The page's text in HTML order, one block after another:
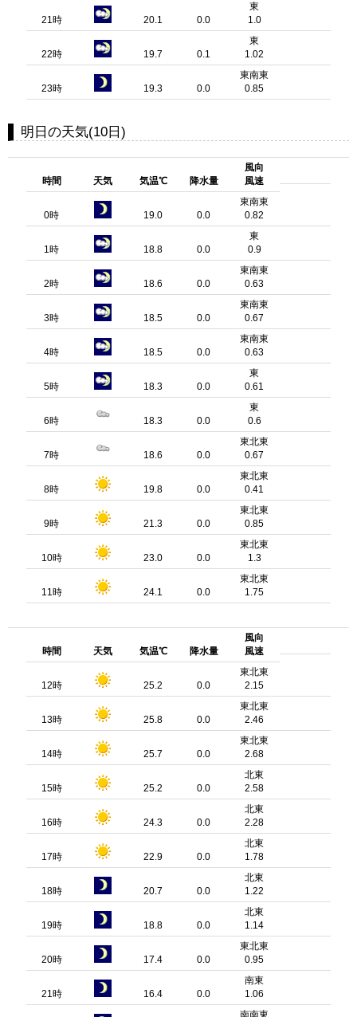
21時 20.1 0.0
東
1.0
22時 19.7 0.1
東
1.02
23時 19.3 0.0
東南東
0.85
明日の天気(10日)
時間 天気 気温℃ 降水量
風向
風速
0時 19.0 0.0
東南東
0.82
1時 18.8 0.0
東
0.9
2時 18.6 0.0
東南東
0.63
3時 18.5 0.0
東南東
0.67
4時 18.5 0.0
東南東
0.63
5時 18.3 0.0
東
0.61
6時 18.3 0.0
東
0.6
7時 18.6 0.0
東北東
0.67
8時 19.8 0.0
東北東
0.41
9時 21.3 0.0
東北東
0.85
10時 23.0 0.0
東北東
1.3
11時 24.1 0.0
東北東
1.75
時間 天気 気温℃ 降水量
風向
風速
12時 25.2 0.0
東北東
2.15
13時 25.8 0.0
東北東
2.46
14時 25.7 0.0
東北東
2.68
15時 25.2 0.0
北東
2.58
16時 24.3 0.0
北東
2.28
17時 22.9 0.0
北東
1.78
18時 20.7 0.0
北東
1.22
19時 18.8 0.0
北東
1.14
20時 17.4 0.0
東北東
0.95
21時 16.4 0.0
南東
1.06
南南東